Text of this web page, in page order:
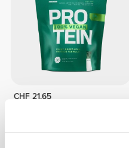
CHF 21.65